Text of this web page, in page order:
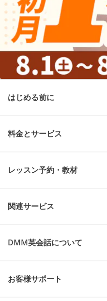
はじめる前に
料金とサービス
レッスン予約・教材
関連サービス
DMM英会話について
お客様サポート